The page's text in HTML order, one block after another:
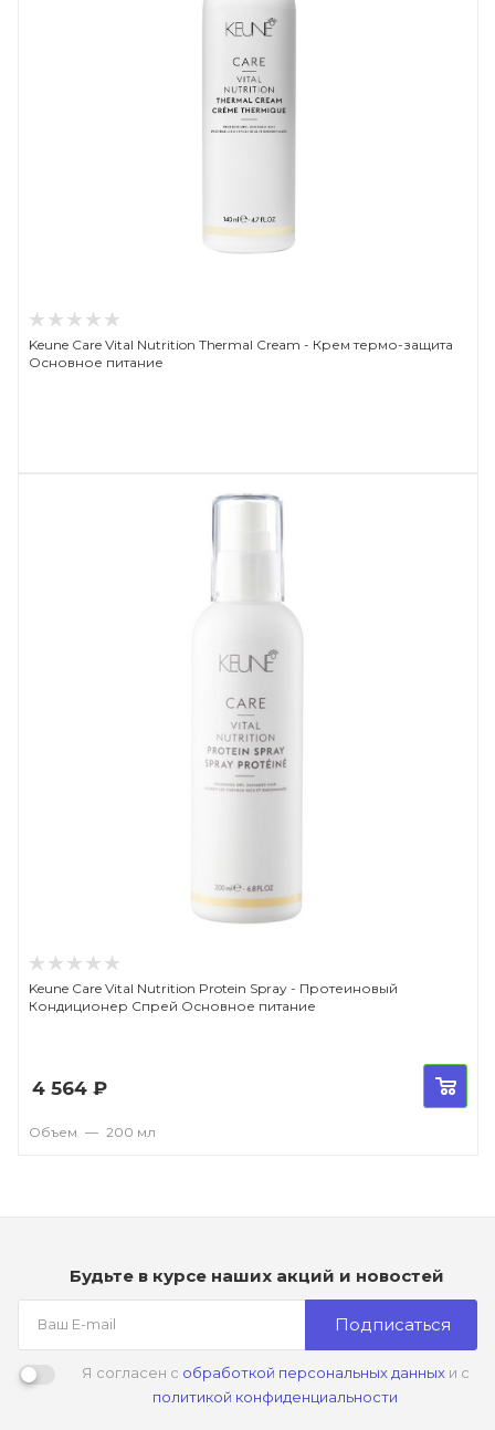
Keune Care Vital Nutrition Thermal Cream - Крем термо-защита
Основное питание
Keune Care Vital Nutrition Protein Spray - Протеиновый
Кондиционер Спрей Основное питание
4 564 ₽
Объем — 200 мл
Будьте в курсе наших акций и новостей
Подписаться
Я согласен с обработкой персональных данныхи с
политикой конфиденциальности